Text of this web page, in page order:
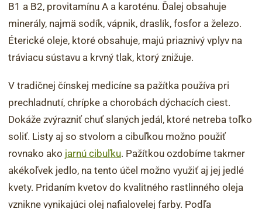
B1 a B2, provitamínu A a karoténu. Ďalej obsahuje
minerály, najmä sodík, vápnik, draslík, fosfor a železo.
Éterické oleje, ktoré obsahuje, majú priaznivý vplyv na
tráviacu sústavu a krvný tlak, ktorý znižuje.
V tradičnej čínskej medicíne sa pažítka používa pri
prechladnutí, chrípke a chorobách dýchacích ciest.
Dokáže zvýrazniť chuť slaných jedál, ktoré netreba toľko
soliť. Listy aj so stvolom a cibuľkou možno použiť
rovnako ako jarnú cibuľku. Pažítkou ozdobíme takmer
akékoľvek jedlo, na tento účel možno využiť aj jej jedlé
kvety. Pridaním kvetov do kvalitného rastlinného oleja
vznikne vynikajúci olej nafialovelej farby. Podľa